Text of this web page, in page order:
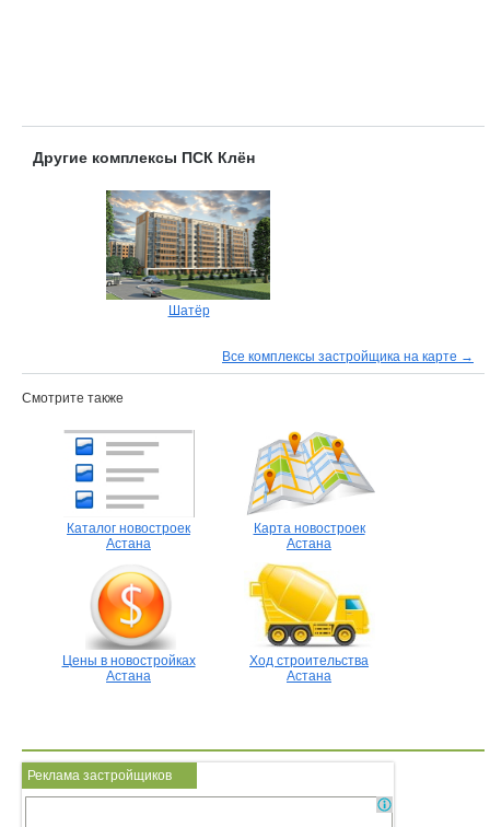
Другие комплексы ПCК Клён
Шатёр
Все комплексы застройщика на карте →
Смотрите также
Каталог новостроек
Астана
Карта новостроек
Астана
Цены в новостройках
Астана
Ход строительства
Астана
Реклама застройщиков